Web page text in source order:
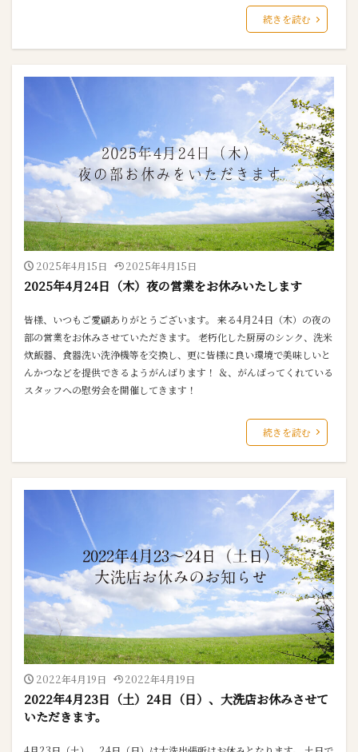
続きを読む
2025年4月15日 2025年4月15日
2025年4月24日（木）夜の営業をお休みいたします
皆様、いつもご愛顧ありがとうございます。 来る4月24日（木）の夜の
部の営業をお休みさせていただきます。 老朽化した厨房のシンク、洗米
炊飯器、食器洗い洗浄機等を交換し、更に皆様に良い環境で美味しいと
んかつなどを提供できるようがんばります！ ＆、がんばってくれている
スタッフへの慰労会を開催してきます！
続きを読む
2022年4月19日 2022年4月19日
2022年4月23日（土）24日（日）、大洗店お休みさせて
いただきます。